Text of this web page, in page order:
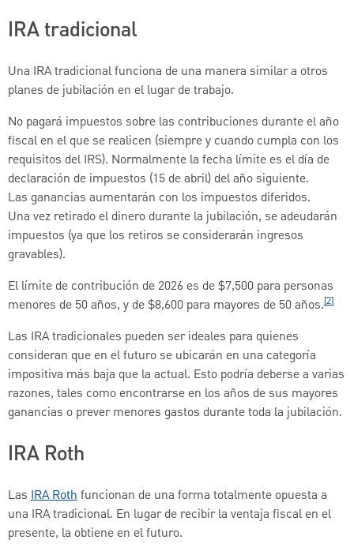
IRA tradicional
Una IRA tradicional funciona de una manera similar a otros
planes de jubilación en el lugar de trabajo.
No pagará impuestos sobre las contribuciones durante el año
fiscal en el que se realicen (siempre y cuando cumpla con los
requisitos del IRS). Normalmente la fecha límite es el día de
declaración de impuestos (15 de abril) del año siguiente.
Las ganancias aumentarán con los impuestos diferidos.
Una vez retirado el dinero durante la jubilación, se adeudarán
impuestos (ya que los retiros se considerarán ingresos
gravables).
El límite de contribución de 2026 es de $7,500 para personas
menores de 50 años, y de $8,600 para mayores de 50 años.[2]
Las IRA tradicionales pueden ser ideales para quienes
consideran que en el futuro se ubicarán en una categoría
impositiva más baja que la actual. Esto podría deberse a varias
razones, tales como encontrarse en los años de sus mayores
ganancias o prever menores gastos durante toda la jubilación.
IRA Roth
Las IRA Rothfuncionan de una forma totalmente opuesta a
una IRA tradicional. En lugar de recibir la ventaja fiscal en el
presente, la obtiene en el futuro.